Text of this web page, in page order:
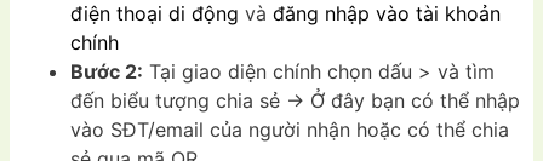
điện thoại di động và đăng nhập vào tài khoản
chính
Bước 2: Tại giao diện chính chọn dấu > và tìm
đến biểu tượng chia sẻ -> Ở đây bạn có thể nhập
vào SĐT/email của người nhận hoặc có thể chia